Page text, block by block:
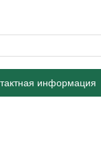
информация